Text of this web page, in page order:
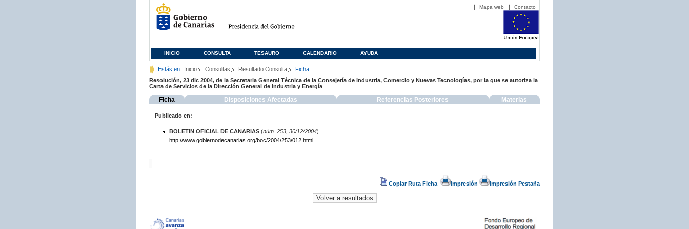
Mapa web Contacto
INICIO CONSULTA TESAURO CALENDARIO AYUDA
Estás en: Inicio Consultas Resultado Consulta
Ficha
Resolución, 23 dic 2004, de la Secretaria General Técnica de la Consejería de Industria, Comercio y Nuevas Tecnologías, por la que se autoriza la
Carta de Servicios de la Dirección General de Industria y Energía
Ficha Disposiciones Afectadas Referencias Posteriores Materias
Publicado en:
BOLETIN OFICIAL DE CANARIAS(núm. 253, 30/12/2004)
http://www.gobiernodecanarias.org/boc/2004/253/012.html
Copiar Ruta Ficha Impresión Impresión Pestaña